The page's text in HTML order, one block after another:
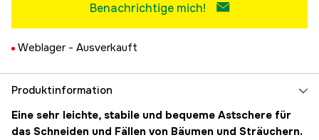
Benachrichtige mich!
Weblager - Ausverkauft
Produktinformation
Eine sehr leichte, stabile und bequeme Astschere für
das Schneiden und Fällen von Bäumen und Sträuchern.